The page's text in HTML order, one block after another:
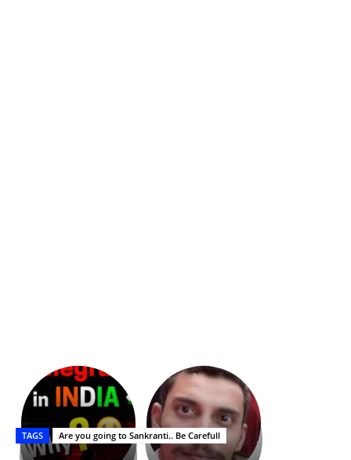
భగవంతుని
ప్రసాదం
తీర్థం..తులసీదళం
లేకుండా
అసంపూర్ణం
కేజీఎఫ్
సినిమాతో
పాన్
ఇండియా
స్టార్
Upasana:
భర్తపై
రివెంజ్
తీర్చుకున్న
TAGS Are you going to Sankranti.. Be Carefull